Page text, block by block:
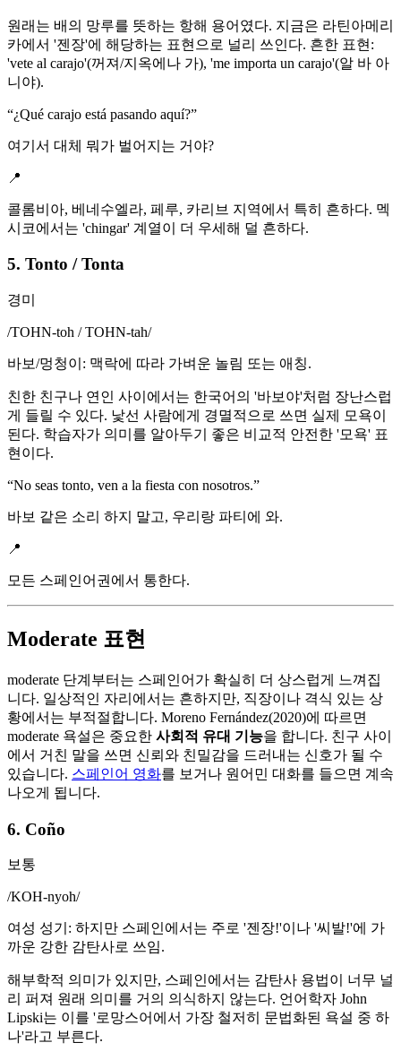
원래는 배의 망루를 뜻하는 항해 용어였다. 지금은 라틴아메리
카에서 '젠장'에 해당하는 표현으로 널리 쓰인다. 흔한 표현:
'vete al carajo'(꺼져/지옥에나 가), 'me importa un carajo'(알 바 아
니야).
“¿Qué carajo está pasando aquí?”
여기서 대체 뭐가 벌어지는 거야?
📍
콜롬비아, 베네수엘라, 페루, 카리브 지역에서 특히 흔하다. 멕
시코에서는 'chingar' 계열이 더 우세해 덜 흔하다.
5. Tonto / Tonta
경미
/TOHN-toh / TOHN-tah/
바보/멍청이: 맥락에 따라 가벼운 놀림 또는 애칭.
친한 친구나 연인 사이에서는 한국어의 '바보야'처럼 장난스럽
게 들릴 수 있다. 낯선 사람에게 경멸적으로 쓰면 실제 모욕이
된다. 학습자가 의미를 알아두기 좋은 비교적 안전한 '모욕' 표
현이다.
“No seas tonto, ven a la fiesta con nosotros.”
바보 같은 소리 하지 말고, 우리랑 파티에 와.
📍
모든 스페인어권에서 통한다.
Moderate 표현
moderate 단계부터는 스페인어가 확실히 더 상스럽게 느껴집
니다. 일상적인 자리에서는 흔하지만, 직장이나 격식 있는 상
황에서는 부적절합니다. Moreno Fernández(2020)에 따르면
moderate 욕설은 중요한 사회적 유대 기능을 합니다. 친구 사이
에서 거친 말을 쓰면 신뢰와 친밀감을 드러내는 신호가 될 수
있습니다. 스페인어 영화를 보거나 원어민 대화를 들으면 계속
나오게 됩니다.
6. Coño
보통
/KOH-nyoh/
여성 성기: 하지만 스페인에서는 주로 '젠장!'이나 '씨발!'에 가
까운 강한 감탄사로 쓰임.
해부학적 의미가 있지만, 스페인에서는 감탄사 용법이 너무 널
리 퍼져 원래 의미를 거의 의식하지 않는다. 언어학자 John
Lipski는 이를 '로망스어에서 가장 철저히 문법화된 욕설 중 하
나'라고 부른다.